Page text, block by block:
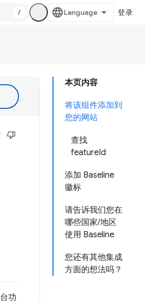
/ 登录
本页内容
将该组件添加到
您的网站
查找
featureId
添加 Baseline
徽标
请告诉我们您在
哪些国家/地区
使用 Baseline
您还有其他集成
方面的想法吗？
功